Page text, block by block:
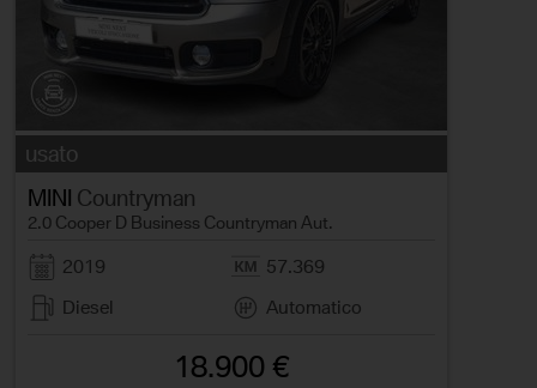
usato
MINI Countryman
2.0 Cooper D Business Countryman Aut.
2019
57.369
Diesel
Automatico
18.900 €